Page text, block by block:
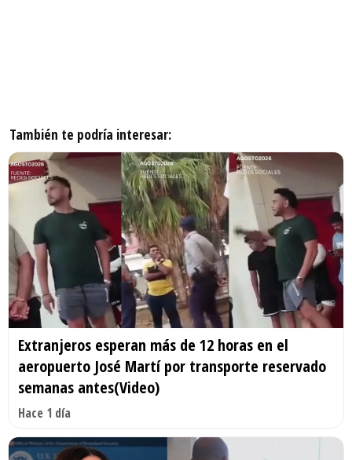
También te podría interesar:
Extranjeros esperan más de 12 horas en el
aeropuerto José Martí por transporte reservado
semanas antes(Video)
Hace 1 día